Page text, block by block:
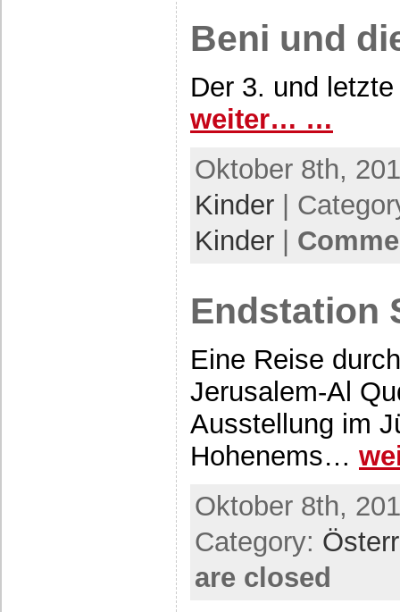
Beni und
Der 3. und
weiter… …
Oktober 8th,
Kinder |
Kinder
Endstation
Eine Reise
Jerusalem-Al
Ausstellung im
Hohenems…
Oktober 8th,
Category:
are closed